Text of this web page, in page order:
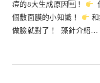
痘的8大生成原因！
個敷面膜的小知識！
做臉就對了！ 藻針介紹…